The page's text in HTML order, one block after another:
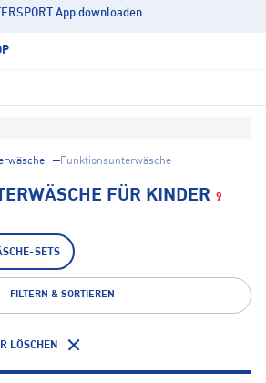
App downloaden
Funktionsunterwäsche
FÜR KINDER 9
SETS
FILTERN & SORTIEREN
LÖSCHEN